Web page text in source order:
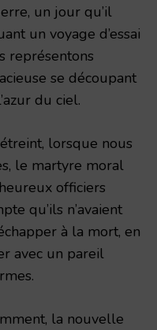
un jour qu’il
un voyage d’essai
représentons
se découpant
du ciel.
lorsque nous
le martyre moral
officiers
qu’ils n’avaient
à la mort, en
avec un pareil
la nouvelle